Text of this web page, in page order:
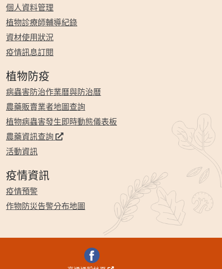
個人資料管理
植物診療師輔導紀錄
資材使用狀況
疫情訊息訂閱
植物防疫
病蟲害防治作業曆與防治曆
農藥販賣業者地圖查詢
植物病蟲害發生即時動態儀表板
農藥資訊查詢
活動資訊
疫情資訊
疫情預警
作物防災告警分布地圖